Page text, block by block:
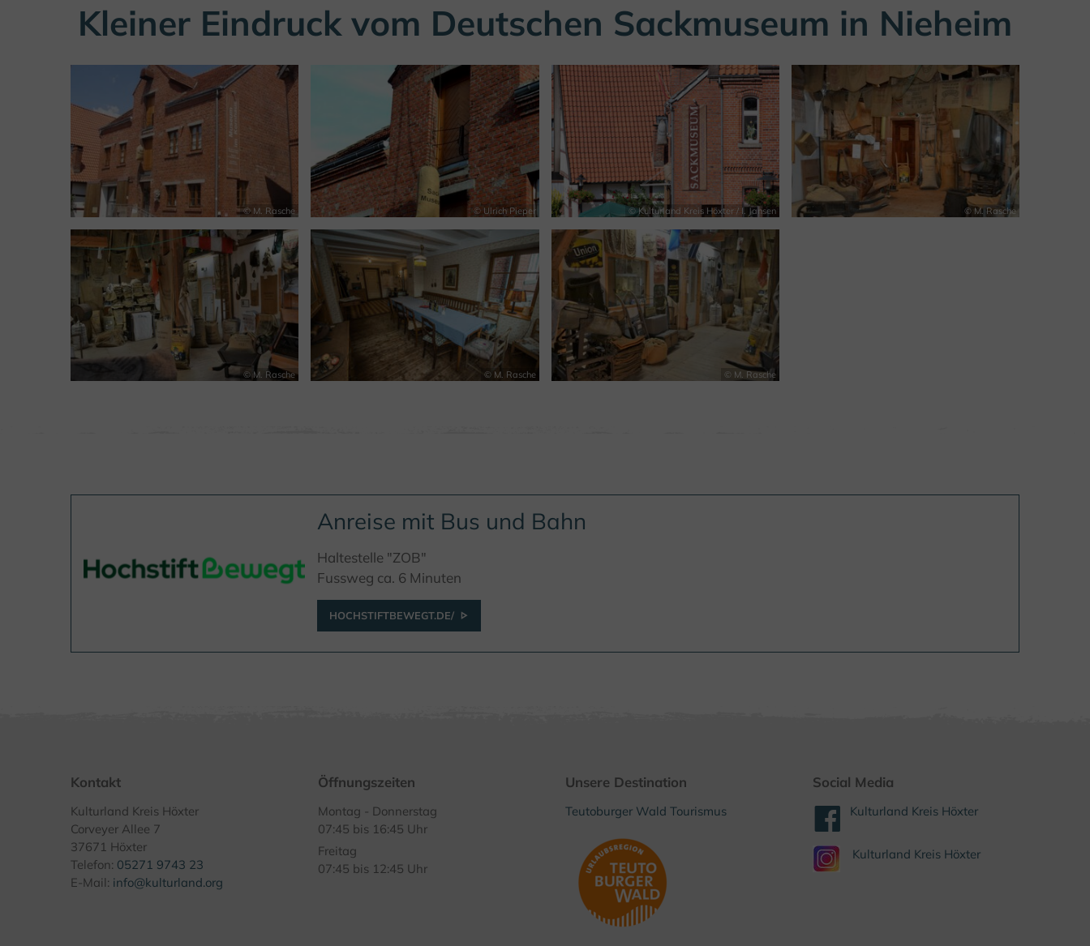
Kleiner Eindruck vom Deutschen Sackmuseum in Nieheim
© M. Rasche © Ulrich Pieper © Kulturland Kreis Höxter / I. Jansen © M. Rasche
© M. Rasche © M. Rasche © M. Rasche
Anreise mit Bus und Bahn
Haltestelle "ZOB"
Fussweg ca. 6 Minuten
HOCHSTIFTBEWEGT.DE/
Kontakt
Kulturland Kreis Höxter
Corveyer Allee 7
37671 Höxter
Telefon: 05271 9743 23
E-Mail: info@kulturland.org
Öffnungszeiten
Montag - Donnerstag
07:45 bis 16:45 Uhr
Freitag
07:45 bis 12:45 Uhr
Unsere Destination
Teutoburger Wald Tourismus
Social Media
Kulturland Kreis Höxter
Kulturland Kreis Höxter